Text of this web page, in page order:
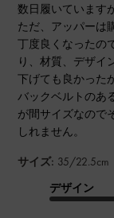
数日履いています
ただ、アッパーは
丁度良くなったの
り、材質、デザイ
下げても良かった
バックベルトのあ
が間サイズなので
しれません。
サイズ: 35/22.5cm
デザイン